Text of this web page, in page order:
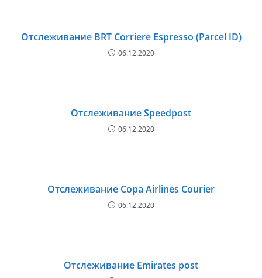
Отслеживание BRT Corriere Espresso (Parcel ID)
06.12.2020
Отслеживание Speedpost
06.12.2020
Отслеживание Copa Airlines Courier
06.12.2020
Отслеживание Emirates post